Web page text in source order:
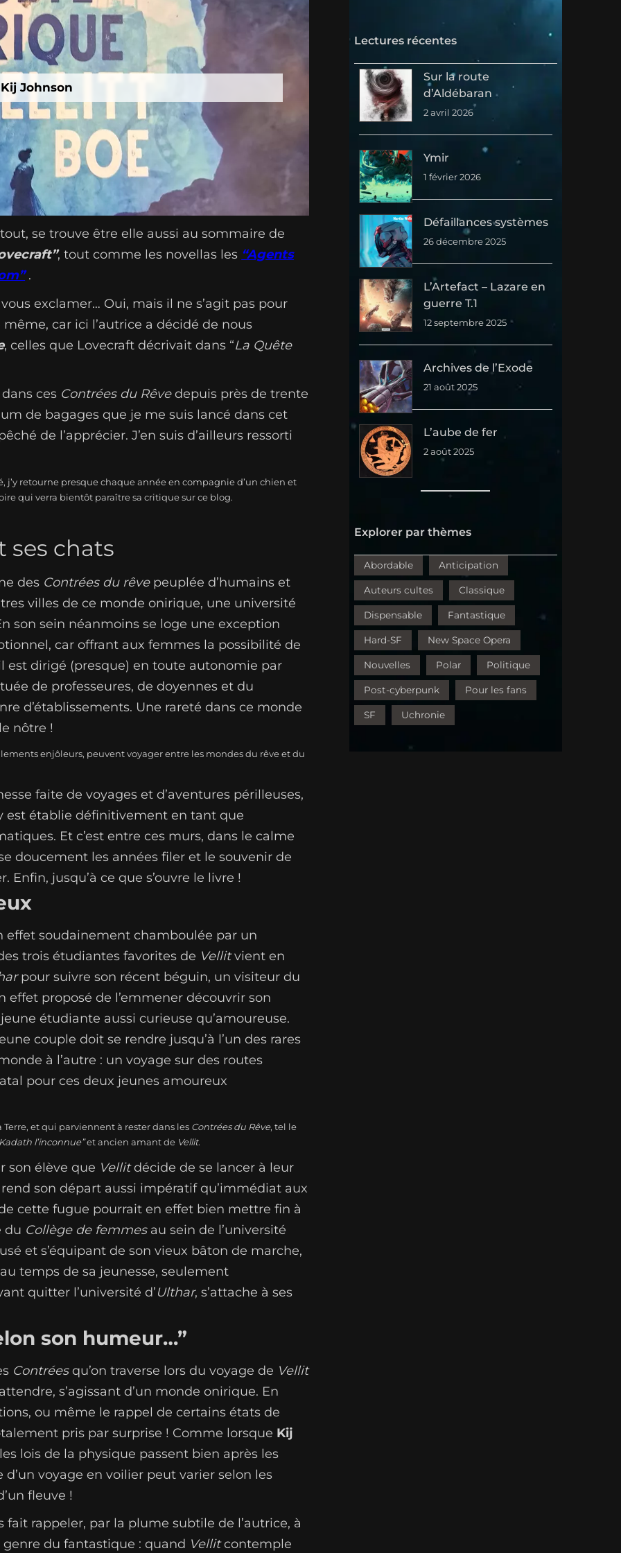
Johnson
se trouve être elle aussi au sommaire de
, tout comme les novellas les “Agents
.
exclamer… Oui, mais il ne s’agit pas pour
car ici l’autrice a décidé de nous
, celles que Lovecraft décrivait dans “La Quête
ces Contrées du Rêvedepuis près de trente
de bagages que je me suis lancé dans cet
de l’apprécier. J’en suis d’ailleurs ressorti
j’y retourne presque chaque année en compagnie d’un chien et
qui verra bientôt paraître sa critique sur ce blog.
ses chats
des Contrées du rêvepeuplée d’humains et
villes de ce monde onirique, une université
son sein néanmoins se loge une exception
car offrant aux femmes la possibilité de
est dirigé (presque) en toute autonomie par
de professeures, de doyennes et du
d’établissements. Une rareté dans ce monde
nôtre !
enjôleurs, peuvent voyager entre les mondes du rêve et du
faite de voyages et d’aventures périlleuses,
est établie définitivement en tant que
Et c’est entre ces murs, dans le calme
doucement les années filer et le souvenir de
Enfin, jusqu’à ce que s’ouvre le livre !
effet soudainement chamboulée par un
trois étudiantes favorites de Vellitvient en
pour suivre son récent béguin, un visiteur du
effet proposé de l’emmener découvrir son
étudiante aussi curieuse qu’amoureuse.
couple doit se rendre jusqu’à l’un des rares
à l’autre : un voyage sur des routes
pour ces deux jeunes amoureux
et qui parviennent à rester dans les Contrées du Rêve, tel le
l’inconnue”et ancien amant de Vellit.
son élève que Vellitdécide de se lancer à leur
son départ aussi impératif qu’immédiat aux
cette fugue pourrait en effet bien mettre fin à
du Collège de femmesau sein de l’université
et s’équipant de son vieux bâton de marche,
temps de sa jeunesse, seulement
quitter l’université d’Ulthar, s’attache à ses
son humeur…”
Contréesqu’on traverse lors du voyage de Vellit
s’agissant d’un monde onirique. En
ou même le rappel de certains états de
pris par surprise ! Comme lorsque Kij
lois de la physique passent bien après les
voyage en voilier peut varier selon les
fleuve !
fait rappeler, par la plume subtile de l’autrice, à
du fantastique : quand Vellitcontemple
c
Lectures récentes
Sur la route
d’Aldébaran
2 avril 2026
Ymir
1 février 2026
Défaillances systèmes
26 décembre 2025
L’Artefact – Lazare en
guerre T.1
12 septembre 2025
Archives de l’Exode
21 août 2025
L’aube de fer
2 août 2025
Explorer par thèmes
Abordable Anticipation
Auteurs cultes Classique
Dispensable Fantastique
Hard-SF New Space Opera
Nouvelles Polar Politique
Post-cyberpunk Pour les fans
SF Uchronie